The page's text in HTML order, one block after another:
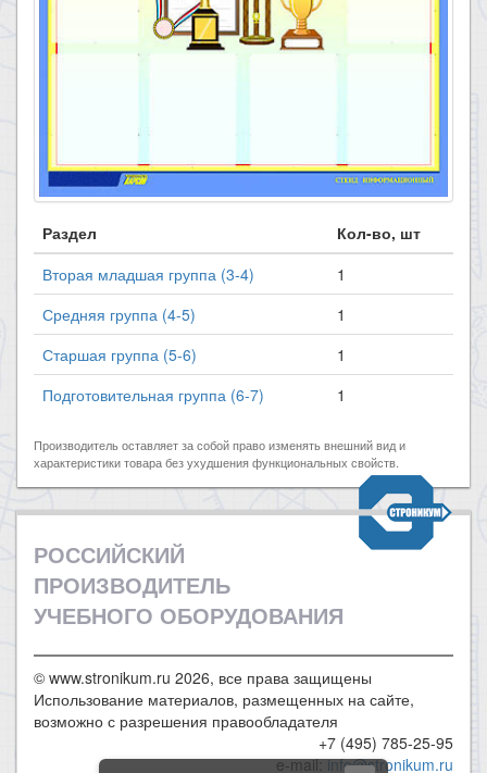
Раздел
Кол-во, шт
Вторая младшая группа (3-4)
1
Средняя группа (4-5)
1
Старшая группа (5-6)
1
Подготовительная группа (6-7)
1
Производитель оставляет за собой право изменять внешний вид и
характеристики товара без ухудшения функциональных свойств.
РОССИЙСКИЙ
ПРОИЗВОДИТЕЛЬ
УЧЕБНОГО ОБОРУДОВАНИЯ
© www.stronikum.ru 2026, все права защищены
Использование материалов, размещенных на сайте,
возможно с разрешения правообладателя
+7 (495) 785-25-95
e-mail:info@stronikum.ru